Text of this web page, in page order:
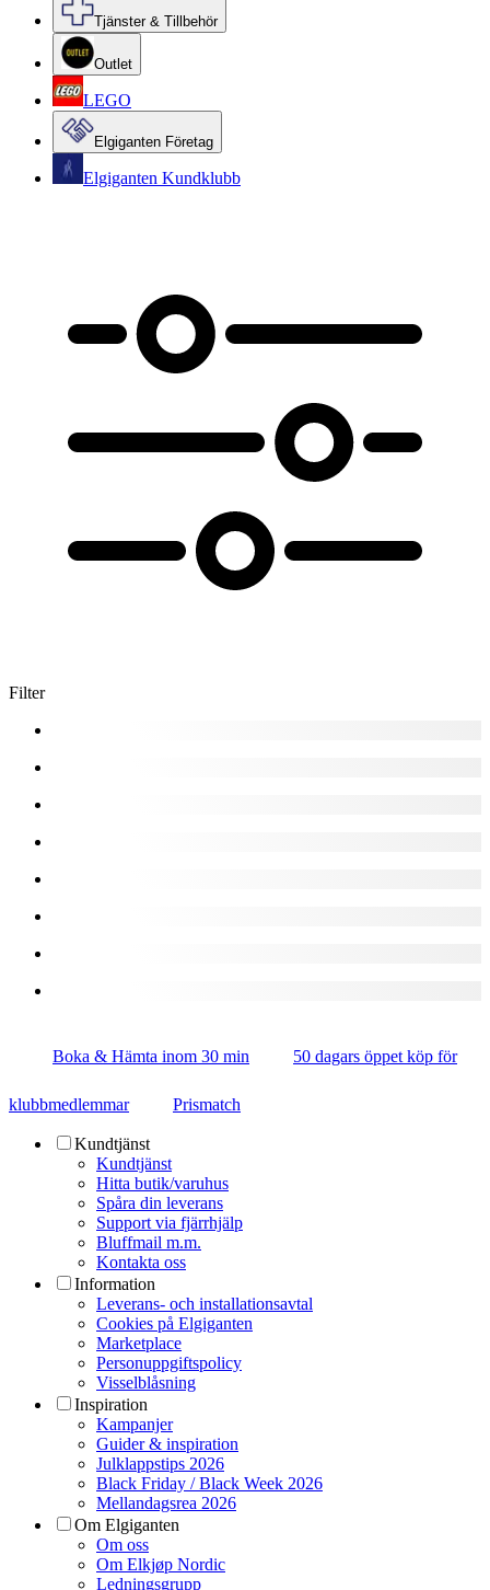
Tjänster & Tillbehör
Outlet
LEGO
Elgiganten Företag
Elgiganten Kundklubb
Filter
Boka & Hämta inom 30 min 50 dagars öppet köp för
klubbmedlemmar Prismatch
Kundtjänst
Kundtjänst
Hitta butik/varuhus
Spåra din leverans
Support via fjärrhjälp
Bluffmail m.m.
Kontakta oss
Information
Leverans- och installationsavtal
Cookies på Elgiganten
Marketplace
Personuppgiftspolicy
Visselblåsning
Inspiration
Kampanjer
Guider & inspiration
Julklappstips 2026
Black Friday / Black Week 2026
Mellandagsrea 2026
Om Elgiganten
Om oss
Om Elkjøp Nordic
Ledningsgrupp